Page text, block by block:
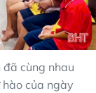
đã cùng nhau
của ngày